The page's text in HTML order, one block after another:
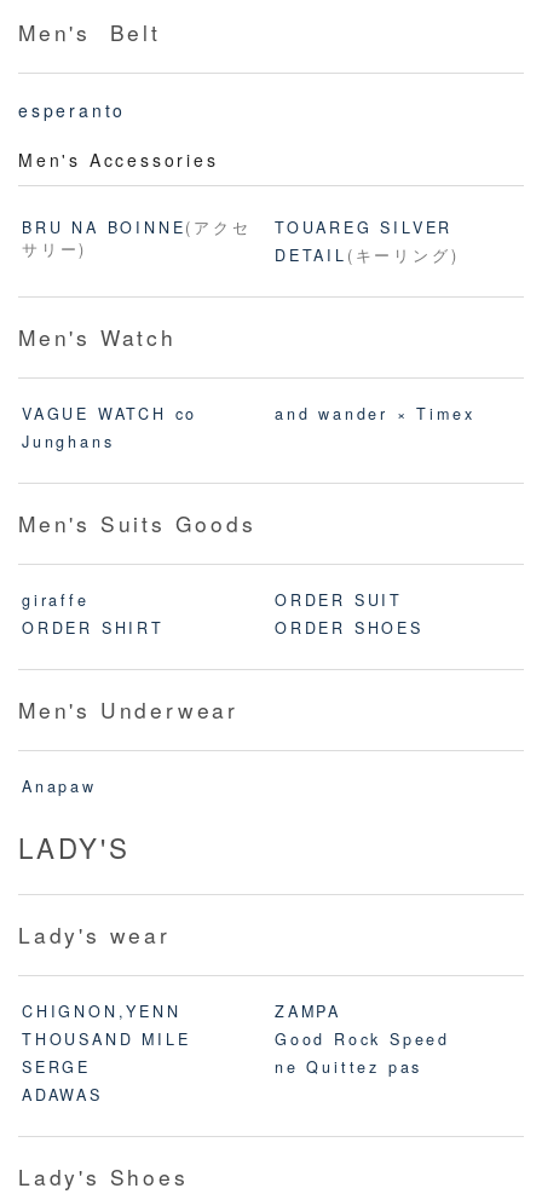
Men's Belt
esperanto
Men's Accessories
BRU NA BOINNE(アクセ
サリー)
TOUAREG SILVER
DETAIL (キーリング)
Men's Watch
VAGUE WATCH co
and wander × Timex
Junghans
Men's Suits Goods
giraffe
ORDER SUIT
ORDER SHIRT
ORDER SHOES
Men's Underwear
Anapaw
LADY'S
Lady's wear
CHIGNON,YENN
ZAMPA
THOUSAND MILE
Good Rock Speed
SERGE
ne Quittez pas
ADAWAS
Lady's Shoes